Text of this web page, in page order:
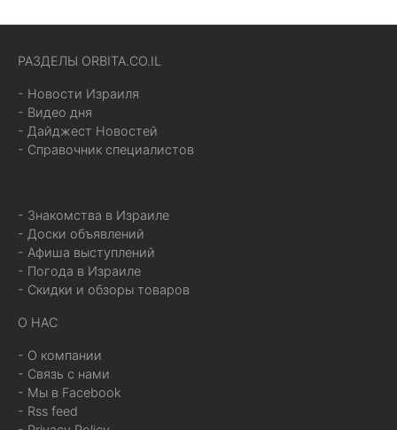
РАЗДЕЛЫ ORBITA.CO.IL
- Новости Израиля
- Видео дня
- Дайджест Новостей
- Справочник специалистов
- Знакомства в Израиле
- Доски объявлений
- Афиша выступлений
- Погода в Израиле
- Скидки и обзоры товаров
О НАС
- О компании
- Связь с нами
- Мы в Facebook
- Rss feed